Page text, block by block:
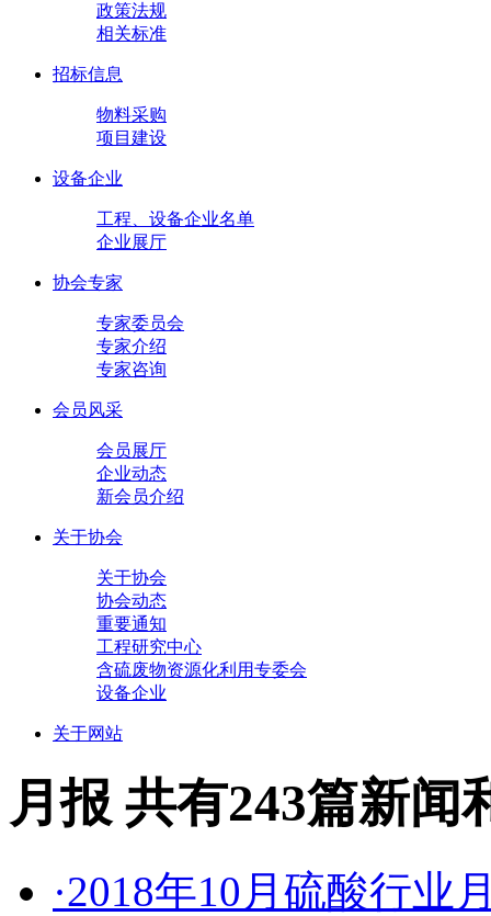
政策法规
相关标准
招标信息
物料采购
项目建设
设备企业
工程、设备企业名单
企业展厅
协会专家
专家委员会
专家介绍
专家咨询
会员风采
会员展厅
企业动态
新会员介绍
关于协会
关于协会
协会动态
重要通知
工程研究中心
含硫废物资源化利用专委会
设备企业
关于网站
月报 共有243篇新闻
·2018年10月硫酸行业